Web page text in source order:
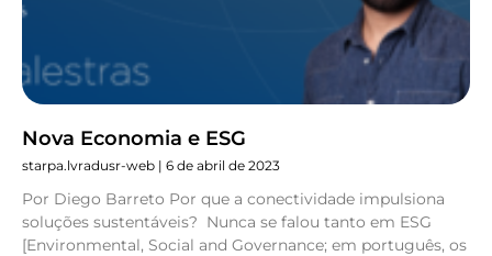
Nova Economia e ESG
starpa.lvradusr-web 6 de abril de 2023
Por Diego Barreto Por que a conectividade impulsiona
soluções sustentáveis? Nunca se falou tanto em ESG
[Environmental, Social and Governance; em português, os